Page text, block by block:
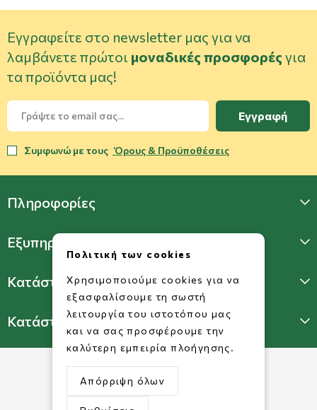
Εγγραφείτε στο newsletter μας για να
λαμβάνετε πρώτοι μοναδικές προσφορές για
τα προϊόντα μας!
Εγγραφή
Συμφωνώ με τους Όρους & Προϋποθέσεις
Πληροφορίες
Εξυπηρέτηση Πελατών
Κατάστημα Γλυφάδας
Κατάστημα Πατησίων
Πολιτική των cookies
Χρησιμοποιούμε cookies για να
εξασφαλίσουμε τη σωστή
λειτουργία του ιστοτόπου μας
και να σας προσφέρουμε την
καλύτερη εμπειρία πλοήγησης.
Απόρριψη όλων